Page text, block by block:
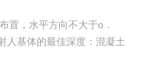
，水平方向不大于o．
人基体的最佳深度：混凝土